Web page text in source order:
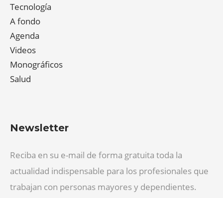
Tecnología
A fondo
Agenda
Videos
Monográficos
Salud
Newsletter
Reciba en su e-mail de forma gratuita toda la
actualidad indispensable para los profesionales que
trabajan con personas mayores y dependientes.